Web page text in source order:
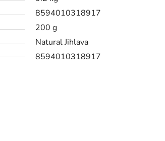
8594010318917
200 g
Natural Jihlava
8594010318917